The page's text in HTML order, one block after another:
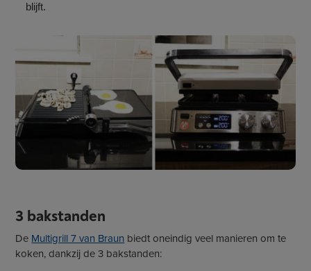
blijft.
3 bakstanden
De Multigrill 7 van Braun biedt oneindig veel manieren om te
koken, dankzij de 3 bakstanden: